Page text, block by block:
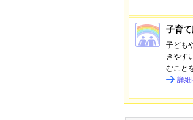
子育
子ども
きやす
むこと
詳細